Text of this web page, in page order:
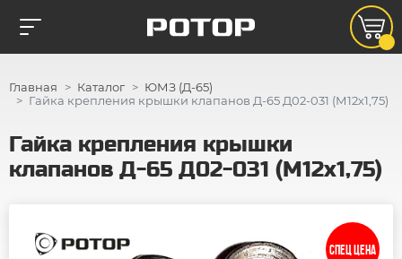
Главная Каталог
ЮМЗ (Д-65)
Гайка крепления крышки клапанов Д-65 Д02-031 (М12х1,75)
Гайка крепления крышки
клапанов Д-65 Д02-031 (М12х1,75)
СПЕЦ ЦЕНА